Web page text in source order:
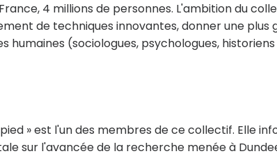
4 millions de personnes. L'ambition du
de techniques innovantes, donner une plus
humaines (sociologues, psychologues,
» est l'un des membres de ce collectif. Elle
sur l'avancée de la recherche menée à